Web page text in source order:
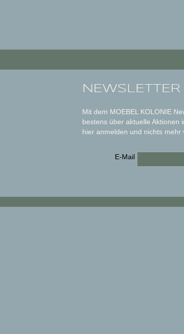
NEWSLETTER
Mit dem MOEBEL KOLONIE
bestens über aktuelle Aktionen
hier anmelden und nichts mehr
E-Mail